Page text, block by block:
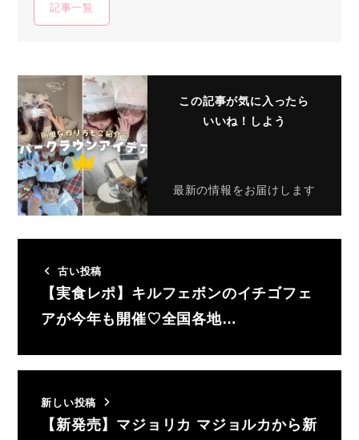
記事一覧
この記事が気に入ったら
いいね！しよう
最新の情報をお届けします
古い投稿
【実食レポ】キルフェボンのイチゴフェ
アが今年も開催♡全国各地…
新しい投稿
【新発売】マジョリカ マジョルカから新